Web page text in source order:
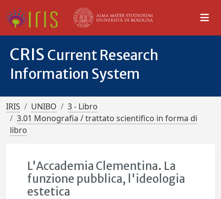
CRIS Current Research
Information System
IRIS UNIBO
3 - Libro
3.01 Monografia / trattato scientifico in forma di
libro
L'Accademia Clementina. La
funzione pubblica, l'ideologia
estetica